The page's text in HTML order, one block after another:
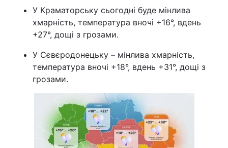
У Краматорську сьогодні буде мінлива
хмарність, температура вночі +16°, вдень
+27°, дощі з грозами.
У Сєвєродонецьку – мінлива хмарність,
температура вночі +18°, вдень +31°, дощі з
грозами.